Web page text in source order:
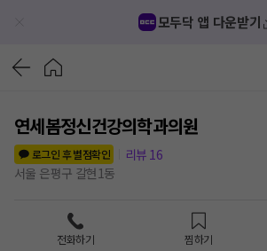
모두닥 앱 다운받기
연세봄정신건강의학과의원
로그인 후 별점확인
리뷰 16
서울 은평구 갈현1동
전화하기 찜하기